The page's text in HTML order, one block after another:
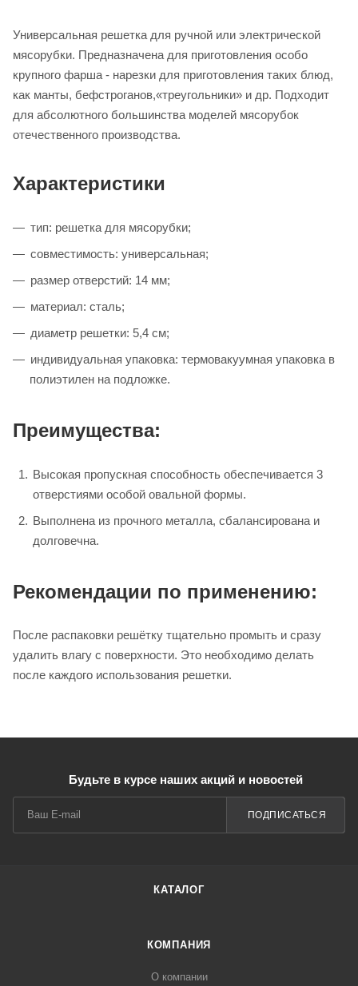
Универсальная решетка для ручной или электрической
мясорубки. Предназначена для приготовления особо
крупного фарша - нарезки для приготовления таких блюд,
как манты, бефстроганов,«треугольники» и др. Подходит
для абсолютного большинства моделей мясорубок
отечественного производства.
Характеристики
тип: решетка для мясорубки;
совместимость: универсальная;
размер отверстий: 14 мм;
материал: сталь;
диаметр решетки: 5,4 см;
индивидуальная упаковка: термовакуумная упаковка в
полиэтилен на подложке.
Преимущества:
Высокая пропускная способность обеспечивается 3
отверстиями особой овальной формы.
Выполнена из прочного металла, сбалансирована и
долговечна.
Рекомендации по применению:
После распаковки решётку тщательно промыть и сразу
удалить влагу с поверхности. Это необходимо делать
после каждого использования решетки.
Будьте в курсе наших акций и новостей
ПОДПИСАТЬСЯ
КАТАЛОГ
КОМПАНИЯ
О компании